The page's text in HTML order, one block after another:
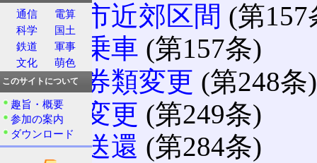
大都市近郊区間 (第157
選択乗車 (第157条)
乗車券類変更 (第248条)
乗車変更 (第249条)
無賃送還 (第284条)
通信
電算
科学
国土
鉄道
軍事
文化
萌色
このサイトについて
趣旨・概要
参加の案内
ダウンロード